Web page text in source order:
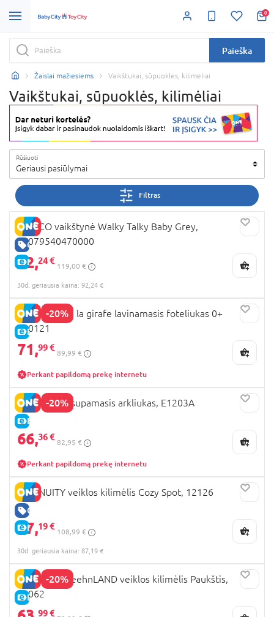
0
Paieška
Žaislai mažiesiems Vaikštukai, sūpuoklės, kilimėliai
Vaikštukai, sūpuoklės, kilimėliai
Rūšiuoti
Geriausi pasiūlymai
Filtras
GERA KAINA
E-KAINA
CHICCO vaikštynė Walky Talky Baby Grey,
07079540470000
92,24 €
119,00 €
30d. geriausia kaina: 92,24 €
-20%
E-KAINA
VULLI Sophie la girafe lavinamasis foteliukas 0+
240121
71,99 €
89,99 €
Perkant papildomą prekę internetu
-20%
E-KAINA
HAPE 2-in-1 supamasis arkliukas, E1203A
66,36 €
82,95 €
Perkant papildomą prekę internetu
GERA KAINA
E-KAINA
INGENUITY veiklos kilimėlis Cozy Spot, 12126
87,19 €
108,99 €
30d. geriausia kaina: 87,19 €
-20%
E-KAINA
BABYFEHN feehnLAND veiklos kilimėlis Paukštis,
45062
99 €